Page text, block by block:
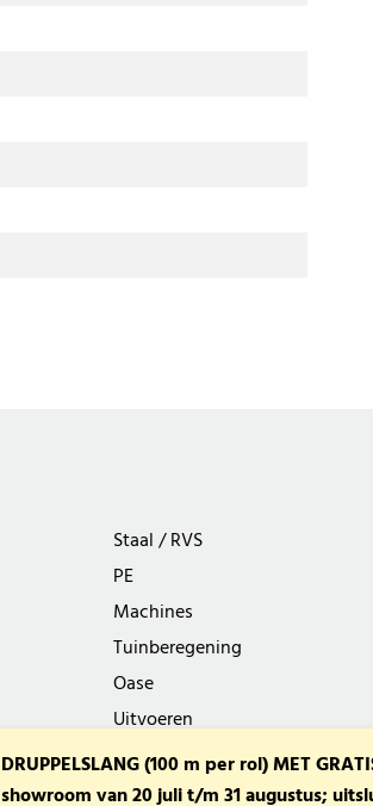
Staal / RVS
PE
Machines
Tuinberegening
Oase
Uitvoeren
DRUPPELSLANG (100 m per rol) MET
showroom van 20 juli t/m 31 augustus;